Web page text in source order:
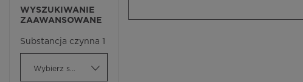
WYSZUKIWANIE
ZAAWANSOWANE
Substancja czynna 1